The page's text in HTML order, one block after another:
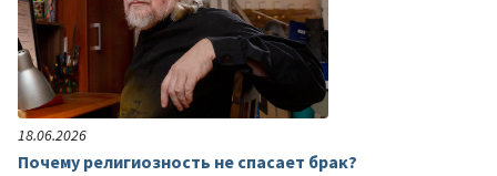
18.06.2026
Почему религиозность не спасает брак?